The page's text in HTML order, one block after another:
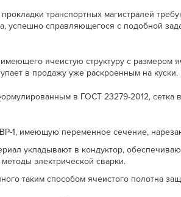
транспортных магистралей
успешно справляющегося с подобной
имеющего ячеистую структуру с
в продажу уже раскроенным на
в ГОСТ 23279-2012, сетка
1, имеющую переменное сечение,
укладывают в кондуктор,
электрической сварки.
таким способом ячеистого полотна